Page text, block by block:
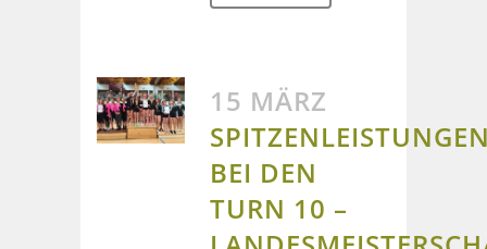
15 MÄRZ
BEI DEN
TURN 10 –